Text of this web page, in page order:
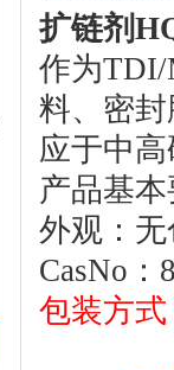
扩链剂
作为TDI/
料、密
应于中
产品基
外观：
CasNo：
包装方